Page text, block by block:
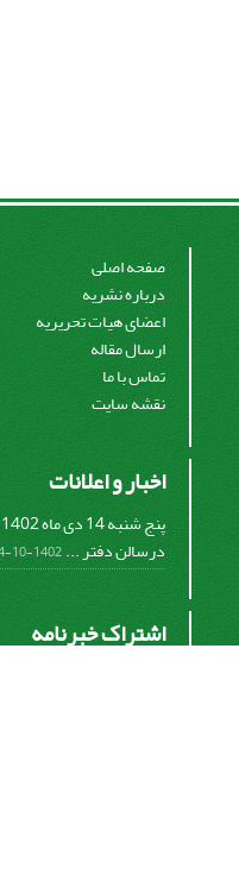
صفحه اصلی
درباره نشریه
اعضای هیات تحریریه
ارسال مقاله
تماس با ما
نقشه سایت
اخبار و اعلانات
درسالن دفتر ...1402-10-14
اشتراک خبرنامه